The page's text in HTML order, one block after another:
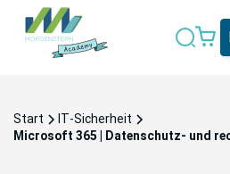
IT-Vergabe
Start
IT-Sicherheit
Microsoft 365 | Datenschutz- und